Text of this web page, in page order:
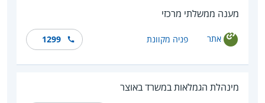
מענה ממשלתי מרכזי
אתר פניה מקוונת 1299
מינהלת הגמלאות במשרד באוצר